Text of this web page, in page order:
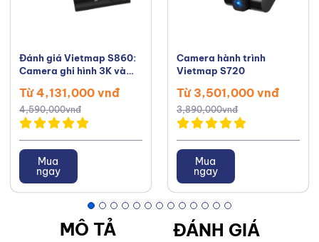
Đánh giá Vietmap S860:
Camera ghi hình 3K và
Từ 4,131,000 vnđ
4,590,000vnđ
Mua
ngay
Camera hành trình
Vietmap S720
Từ 3,501,000 vnđ
3,890,000vnđ
Mua
ngay
MÔ TẢ ĐÁNH GIÁ